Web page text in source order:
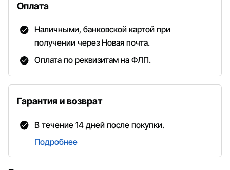
Оплата
Наличными, банковской картой при
получении через Новая почта.
Оплата по реквизитам на ФЛП.
Гарантия и возврат
В течение 14 дней после покупки.
Подробнее